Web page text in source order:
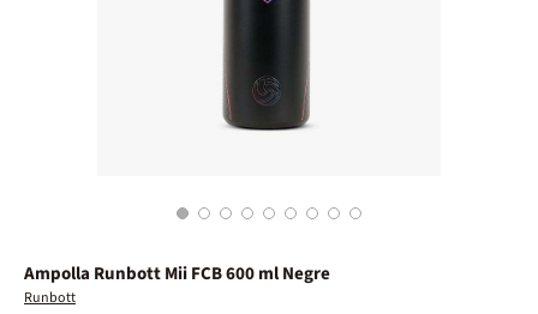
1 2 3 4 5 6 7 8 9
Ampolla Runbott Mii FCB 600 ml Negre
Runbott